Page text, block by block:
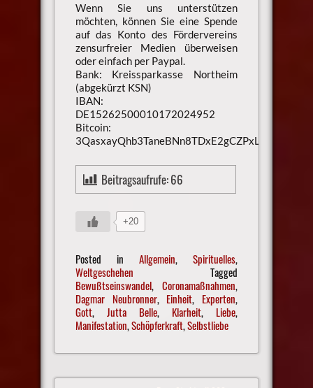
Wenn Sie uns unterstützen
möchten, können Sie eine Spende
auf das Konto des Fördervereins
zensurfreier Medien überweisen
oder einfach per Paypal.
Bank: Kreissparkasse Northeim
(abgekürzt KSN)
IBAN:
DE15262500010172024952
Bitcoin:
3QasxayQhb3TaneBNn8TDxE2gCZPxLaXsU
Beitragsaufrufe:66
+20
Posted inAllgemein,Spirituelles,
Weltgeschehen Tagged
Bewußtseinswandel,Coronamaßnahmen,
Dagmar Neubronner, Einheit, Experten,
Gott, Jutta Belle, Klarheit, Liebe,
Manifestation,Schöpferkraft,Selbstliebe